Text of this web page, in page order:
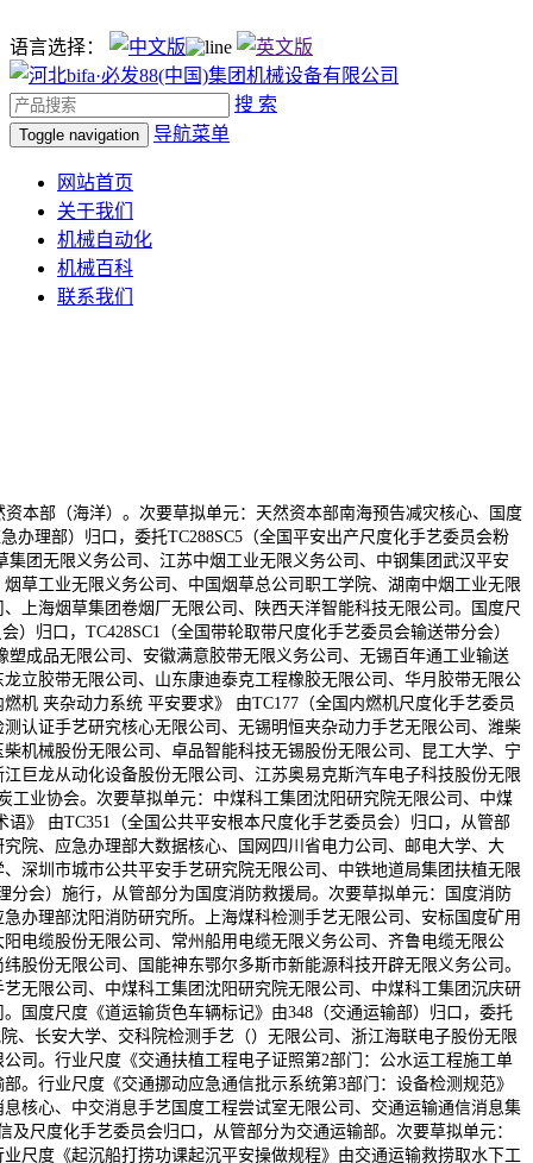
语言选择：
搜 索
Toggle navigation 导航菜单
网站首页
关于我们
机械自动化
机械百科
联系我们
部（海洋）。次要草拟单元：天然资本部南海预告减灾核心、国度
理部）归口，委托TC288SC5（全国平安出产尺度化手艺委员会粉
团无限义务公司、江苏中烟工业无限义务公司、中钢集团武汉平安
草工业无限义务公司、中国烟草总公司职工学院、湖南中烟工业无限
上海烟草集团卷烟厂无限公司、陕西天洋智能科技无限公司。国度尺
归口，TC428SC1（全国带轮取带尺度化手艺委员会输送带分会）
成品无限公司、安徽满意胶带无限义务公司、无锡百年通工业输送
立胶带无限公司、山东康迪泰克工程橡胶无限公司、华月胶带无限公
机 夹杂动力系统 平安要求》 由TC177（全国内燃机尺度化手艺委员
认证手艺研究核心无限公司、无锡明恒夹杂动力手艺无限公司、潍柴
机械股份无限公司、卓品智能科技无锡股份无限公司、昆工大学、宁
巨龙从动化设备股份无限公司、江苏奥易克斯汽车电子科技股份无限
业协会。次要草拟单元：中煤科工集团沈阳研究院无限公司、中煤
》 由TC351（全国公共平安根本尺度化手艺委员会）归口，从管部
院、应急办理部大数据核心、国网四川省电力公司、邮电大学、大
深圳市城市公共平安手艺研究院无限公司、中铁地道局集团扶植无限
分会）施行，从管部分为国度消防救援局。次要草拟单元：国度消防
办理部沈阳消防研究所。上海煤科检测手艺无限公司、安标国度矿用
电缆股份无限公司、常州船用电缆无限义务公司、齐鲁电缆无限公
股份无限公司、国能神东鄂尔多斯市新能源科技开辟无限义务公司。
无限公司、中煤科工集团沈阳研究院无限公司、中煤科工集团沉庆研
国度尺度《道运输货色车辆标记》由348（交通运输部）归口，委托
、长安大学、交科院检测手艺（）无限公司、浙江海联电子股份无限
司。行业尺度《交通扶植工程电子证照第2部门：公水运工程施工单
。行业尺度《交通挪动应急通信批示系统第3部门：设备检测规范》
核心、中交消息手艺国度工程尝试室无限公司、交通运输通信消息集
尺度化手艺委员会归口，从管部分为交通运输部。次要草拟单元：
尺度《起沉船打捞功课起沉平安操做规程》由交通运输救捞取水下工